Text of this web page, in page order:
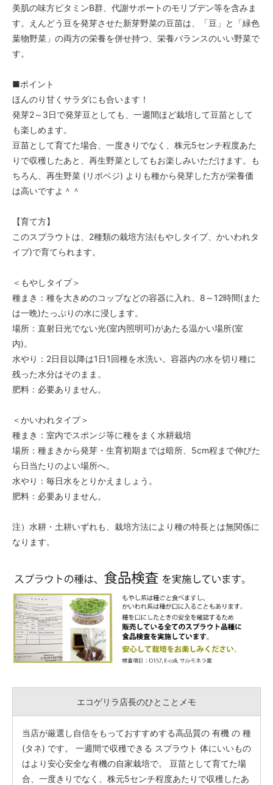
美肌の味方ビタミンB群、代謝サポートのモリブデン等を含みま
す。えんどう豆を発芽させた新芽野菜の豆苗は、「豆」と「緑色
葉物野菜」の両方の栄養を併せ持つ、栄養バランスのいい野菜で
す。
■ポイント
ほんのり甘くサラダにも合います！
発芽2～3日で発芽豆としても、一週間ほど栽培して豆苗として
も楽しめます。
豆苗として育てた場合、一度きりでなく、株元5センチ程度あた
りで収穫したあと、再生野菜としてもお楽しみいただけます。も
ちろん、再生野菜 (リボベジ) よりも種から発芽した方が栄養価
は高いですよ＾＾
【育て方】
このスプラウトは、2種類の栽培方法(もやしタイプ、かいわれタ
イプ)で育てられます。
＜もやしタイプ＞
種まき：種を大きめのコップなどの容器に入れ、8～12時間(また
は一晩)たっぷりの水に浸します。
場所：直射日光でない光(室内照明可)があたる温かい場所(室
内)。
水やり：2日目以降は1日1回種を水洗い。容器内の水を切り種に
残った水分はそのまま。
肥料：必要ありません。
＜かいわれタイプ＞
種まき：室内でスポンジ等に種をまく水耕栽培
場所：種まきから発芽・生育初期までは暗所、5cm程まで伸びた
ら日当たりのよい場所へ。
水やり：毎日水をとりかえましょう。
肥料：必要ありません。
注）水耕・土耕いずれも、栽培方法により種の特長とは無関係に
なります。
エコゲリラ店長のひとことメモ
当店が厳選し自信をもっておすすめする高品質の 有機 の 種
(タネ) です。 一週間で収穫できる スプラウト 体にいいもの
はより安心安全な有機の自家栽培で。 豆苗として育てた場
合、一度きりでなく、株元5センチ程度あたりで収穫したあ